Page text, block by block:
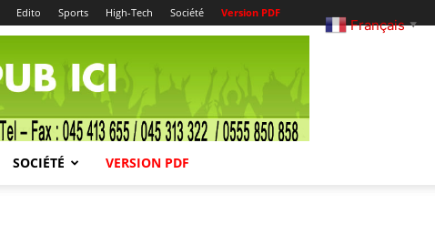
Edito Sports High-Tech Société Version PDF
SOCIÉTÉ VERSION PDF
Français ▼